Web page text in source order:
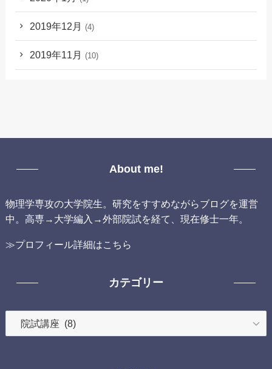
2019年12月 (4)
2019年11月 (10)
About me!
物理学専攻の大学院生。研究をすすめながらブログを運営
中。高専→大学編入→外部院試を経て、現在修士一年。
≫プロフィール詳細はこちら
カテゴリー